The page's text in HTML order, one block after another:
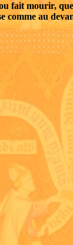
fait mourir,
comme au